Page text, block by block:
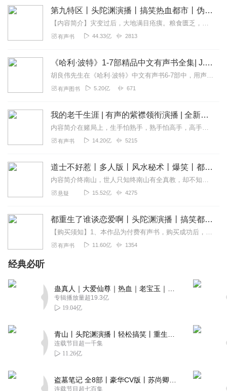
第九特区丨头陀渊演播丨搞笑热血都市丨伪戒丨VIP免费多人有声剧
【内容简介】灾变过后，大地满目疮痍。粮食匮乏，资源紧俏，局势混乱……一位从待规划区杀出来的青年，背对着漫天黄沙，孤身来到九区谋生，却不曾想偶然结识三五好友，一念...
有声书 44.33亿 2813
《哈利·波特》1-7部精品中文有声书全集| J.K.罗琳原著，光合积木演播
胡良伟先生在《哈利·波特》中文有声书6-7部中，用声音带领着大家继续魔法之旅。为保证作品的一致性，给大家带来完整的魔法体验，我们与版权方PottermoreP...
有声图书 5.20亿 671
我的老千生涯 | 有声的紫襟领衔演播 | 全新演绎多人有声剧 | VIP免费
内容简介在赌局上，生手怕熟手，熟手怕高手，高手怕千手，千手怕失手，所谓十赌九骗，唯一不骗你的一次是为钓你的鱼。千中有千局中有局，社会是一个比赌场更复杂的地方。...
有声书 14.20亿 5215
道士不好惹丨多人版丨风水秘术丨爆笑丨都市丨悬疑丨骨头演播
内容简介终南山，世人只知终南山有全真教，却不知终南山下有一座破败的道观。世人只知茅山善捉鬼，天师精辟邪，杨公会风水，却不知古井观人最懂天道。那一天，古井观的人...
悬疑 15.52亿 4275
都重生了谁谈恋爱啊丨头陀渊演播丨搞笑都市丨穿越重生丨VIP免费 | 精品 | 多人有声剧
【购买须知】1、本作品为付费有声书，购买成功后，即可收听。2、版权归原作者所有，严禁翻录成任何形式，严禁在任何第三方平台传播，违者将追究其法律责任。3、如在充值...
有声书 11.60亿 1354
经典必听
专辑播放量超19.3亿
19.04亿
连载节目超一千集
11.26亿
连载节目超七百集